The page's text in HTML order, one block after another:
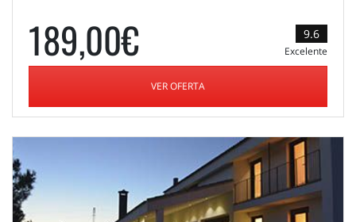
189,00€ 9.6
Excelente
VER OFERTA